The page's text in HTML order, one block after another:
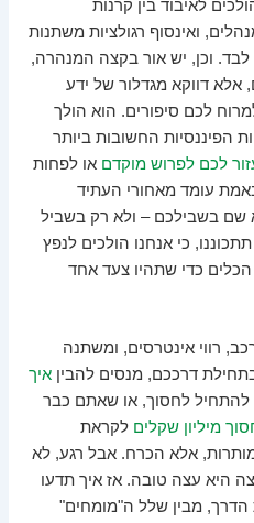
לאיבוד בין קרנות
ואינסוף רגולציות משתנות
וכן, יש אור בקצה המנהרה,
דווקא מגדלור של ידע
לכם סיפורים. הוא הולך
הפיננסיות החשובות ביותר
לכם לפרוש מוקדם או לפחות
עומד מאחורי העתיד
שם בשבילכם – ולא רק בשביל
כי אנחנו הולכים לנפץ
כדי שתהיו צעד אחד
רווי אינטרסים, ומשתנה
דרככם, מנסים להביןאיך
להתחיל לחסוך, או שאתם כבר
מיליון שקלים לקראת
מותרות, אלא הכרח. אבל רגע, לא
היא עצה טובה. אז איך תדעו
מבין שלל ה"מומחים"